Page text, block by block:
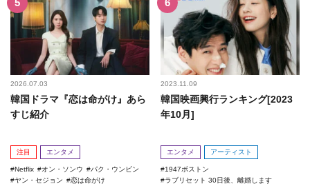
2026.07.03
韓国ドラマ『恋は命がけ』あら
すじ紹介
注目 エンタメ
Netflix オン・ソンウ
パク・ウンビン
ヤン・セジョン
恋は命がけ
2023.11.09
韓国映画興行ランキング[2023
年10月]
エンタメ アーティスト
1947ボストン
ラブリセット 30日後、離婚します